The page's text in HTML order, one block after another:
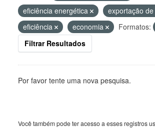
eficiência energética
exportação
eficiência
economia Formatos:
Filtrar Resultados
Por favor tente uma nova pesquisa.
Você também pode ter acesso a esses registros